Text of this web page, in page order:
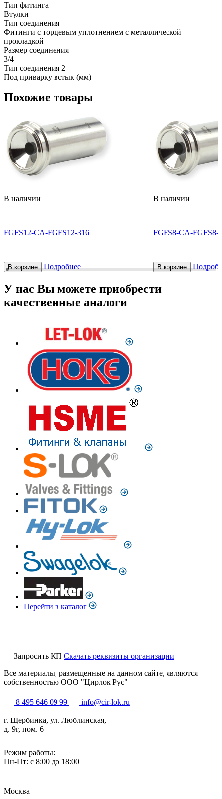
Тип фитинга
Втулки
Тип соединения
Фитинги с торцевым уплотнением с металлической
прокладкой
Размер соединения
3/4
Тип соединения 2
Под приварку встык (мм)
Похожие товары
В наличии
FGFS12-CA-FGFS12-316
В корзине Подробнее
В наличии
FGFS8-CA-FGFS8-
В корзине
У нас Вы можете приобрести
качественные аналоги
Перейти в каталог
Запросить КП Скачать реквизиты организации
Все материалы, размещенные на данном сайте, являются
собственностью ООО "Цирлок Рус"
8 495 646 09 99 info@cir-lok.ru
г. Щербинка, ул. Люблинская,
д. 9г, пом. 6
Режим работы:
Пн-Пт: с 8:00 до 18:00
Москва